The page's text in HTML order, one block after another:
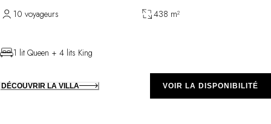
10 voyageurs 438 m²
1 lit Queen + 4 lits King
DÉCOUVRIR LA VILLA VOIR LA DISPONIBILITÉ